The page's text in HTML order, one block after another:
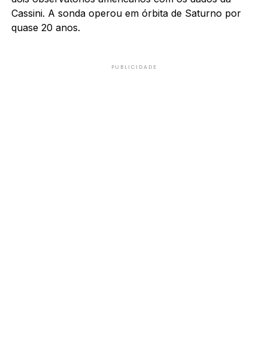
Cassini. A sonda operou em órbita de Saturno por
quase 20 anos.
PUBLICIDADE